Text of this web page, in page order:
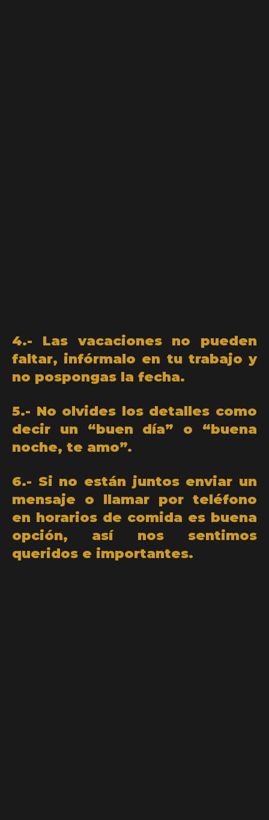
4.- Las vacaciones no pueden
faltar, infórmalo en tu trabajo y
no pospongas la fecha.
5.- No olvides los detalles como
decir un “buen día” o “buena
noche, te amo”.
6.- Si no están juntos enviar un
mensaje o llamar por teléfono
en horarios de comida es buena
opción, así nos sentimos
queridos e importantes.